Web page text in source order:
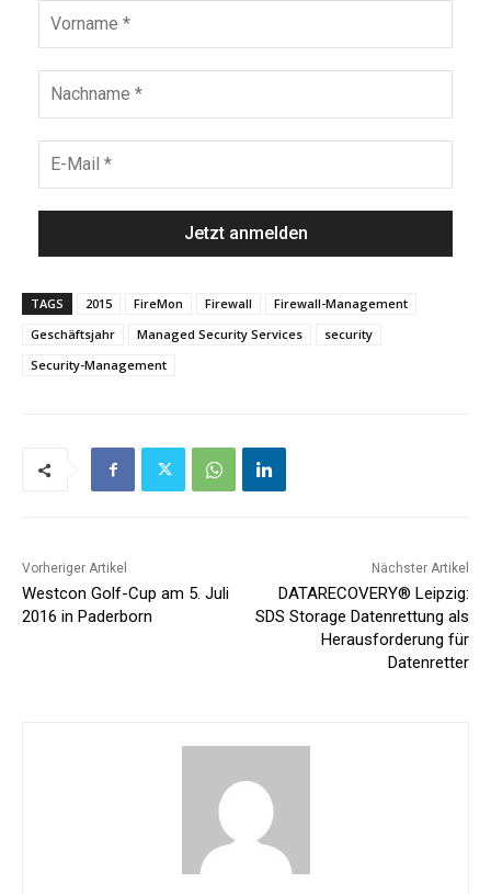
TAGS 2015 FireMon Firewall
Firewall-Management
Geschäftsjahr
Managed Security Services
security
Security-Management
Vorheriger Artikel
Westcon Golf-Cup am 5. Juli
2016 in Paderborn
Nächster Artikel
DATARECOVERY® Leipzig:
SDS Storage Datenrettung als
Herausforderung für
Datenretter